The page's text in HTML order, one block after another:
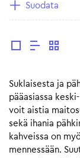
Suodata
Suklaisesta ja
pääasiassa
voit aistia
sekä ihania
kahveissa on
mennessään.